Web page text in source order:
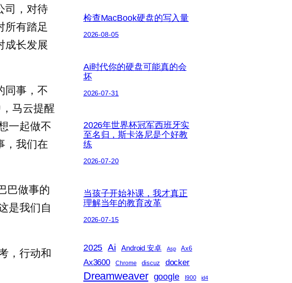
司，对待
所有踏足
成长发展
同事，不
马云提醒
一起做不
，我们在
巴做事的
是我们自
，行动和
检查MacBook硬盘的写入量
2026-08-05
Ai时代你的硬盘可能真的会
坏
2026-07-31
2026年世界杯冠军西班牙实
至名归，斯卡洛尼是个好教
练
2026-07-20
当孩子开始补课，我才真正
理解当年的教育改革
2026-07-15
2025 Ai Android 安卓 Asp Ax6
Ax3600 Chrome discuz docker
Dreamweaver google I900 id4